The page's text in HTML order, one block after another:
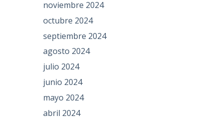
noviembre 2024
octubre 2024
septiembre 2024
agosto 2024
julio 2024
junio 2024
mayo 2024
abril 2024